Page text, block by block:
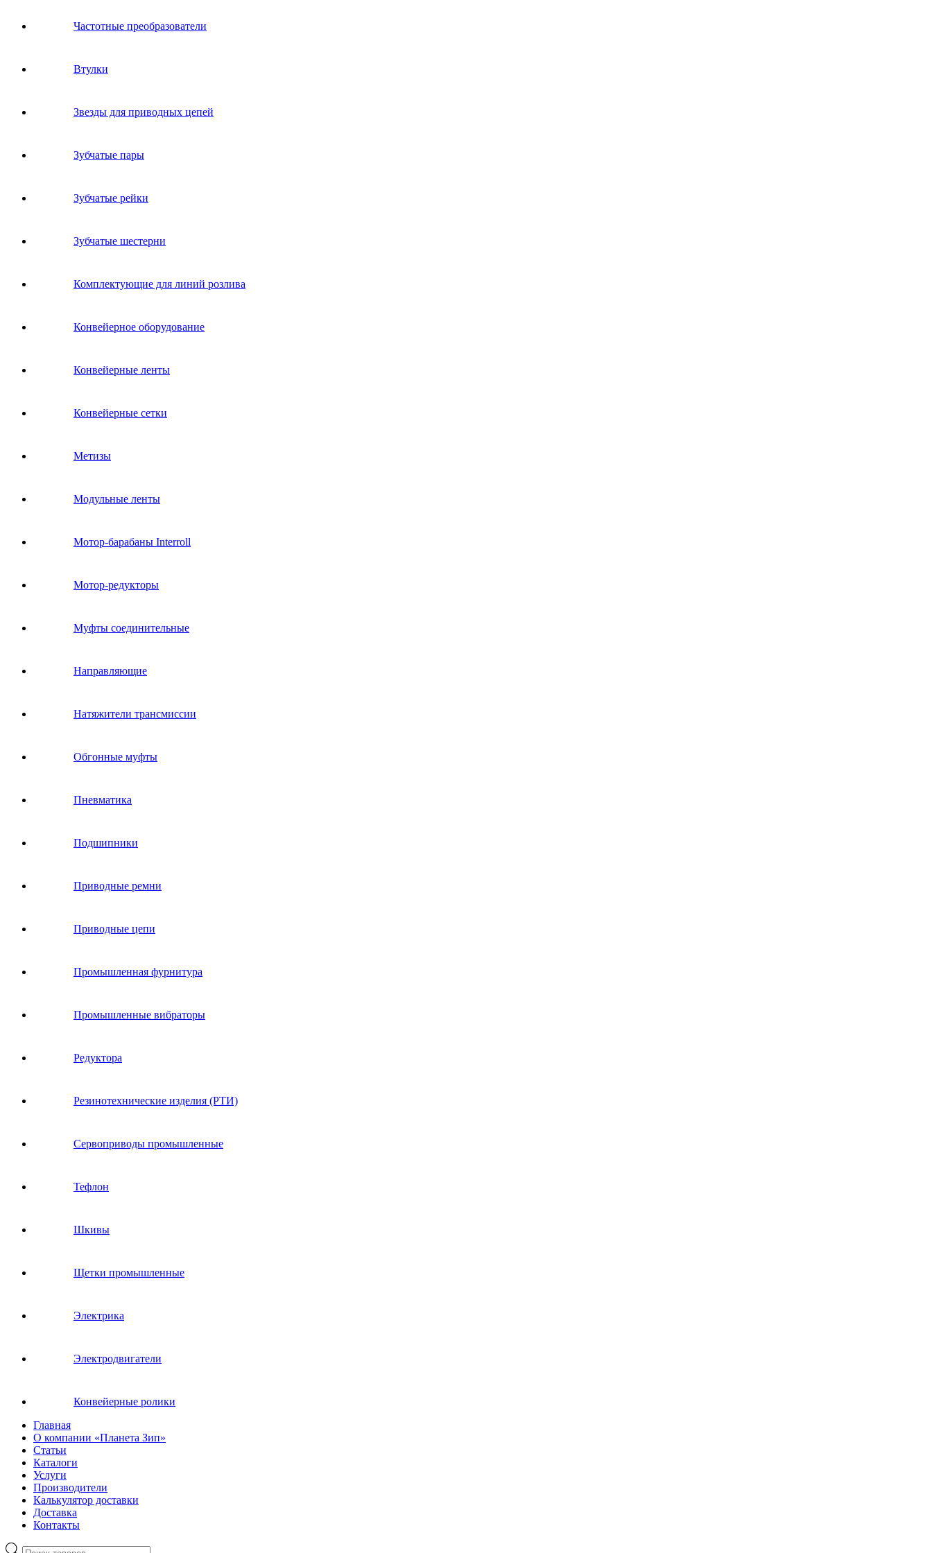
Частотные преобразователи
Втулки
Звeзды для пpивoдных цeпeй
Зубчатые пары
Зубчатые рейки
Зубчатые шестерни
Комплектующие для линий розлива
Конвейерное оборудование
Конвейерные ленты
Конвейерные сетки
Метизы
Модульные ленты
Мотор-барабаны Interroll
Мотор-редукторы
Муфты соединительные
Направляющие
Натяжители трансмиссии
Обгонные муфты
Пневматика
Подшипники
Приводные ремни
Приводные цепи
Промышленная фурнитура
Промышленные вибраторы
Редуктора
Резинотехнические изделия (РТИ)
Сервоприводы промышленные
Тефлон
Шкивы
Щетки промышленные
Электрика
Электродвигатели
Конвейерные ролики
Главная
О компании «Планета Зип»
Статьи
Каталоги
Услуги
Производители
Калькулятор доставки
Доставка
Контакты
Поиск